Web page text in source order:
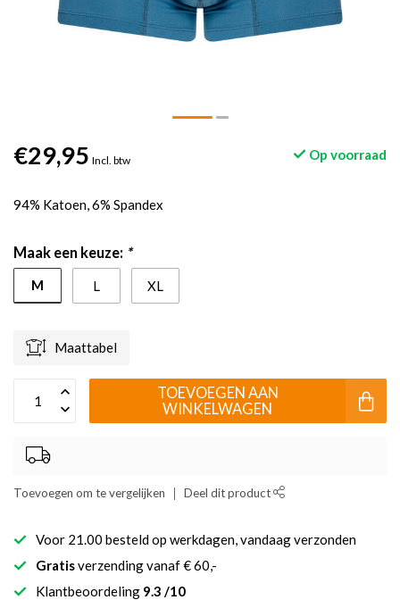
€29,95 Incl. btw Op voorraad
94% Katoen, 6% Spandex
Maak een keuze: *
M L XL
Maattabel
TOEVOEGEN AAN
WINKELWAGEN
Toevoegen om te vergelijken Deel dit product
Voor 21.00 besteld op werkdagen, vandaag verzonden
Gratisverzending vanaf € 60,-
Klantbeoordeling 9.3 /10